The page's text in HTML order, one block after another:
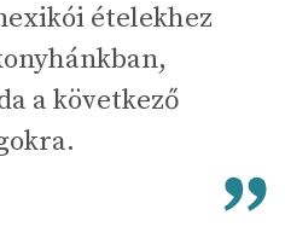
ételekhez
a következő